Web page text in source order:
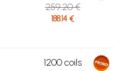
259.20 €
188.14 €
1200 coils